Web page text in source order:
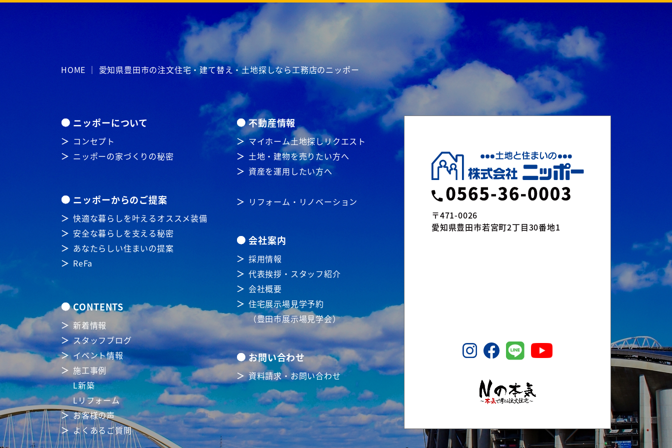
HOME ｜ 愛知県豊田市の注文住宅・建て替え・土地探しなら工務店のニッポー
ニッポーについて
コンセプト
ニッポーの家づくりの秘密
ニッポーからのご提案
快適な暮らしを叶えるオススメ装備
安全な暮らしを支える秘密
あなたらしい住まいの提案
ReFa
CONTENTS
新着情報
スタッフブログ
イベント情報
施工事例
L新築
Lリフォーム
お客様の声
よくあるご質問
不動産情報
マイホーム土地探しリクエスト
土地・建物を売りたい方へ
資産を運用したい方へ
リフォーム・リノベーション
会社案内
採用情報
代表挨拶・スタッフ紹介
会社概要
住宅展示場見学予約
（豊田市展示場見学会）
お問い合わせ
資料請求・お問い合わせ
〒471-0026
愛知県豊田市若宮町2丁目30番地1